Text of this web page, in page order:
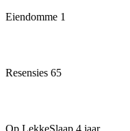
Eiendomme 1
Resensies 65
Op LekkeSlaap 4 jaar